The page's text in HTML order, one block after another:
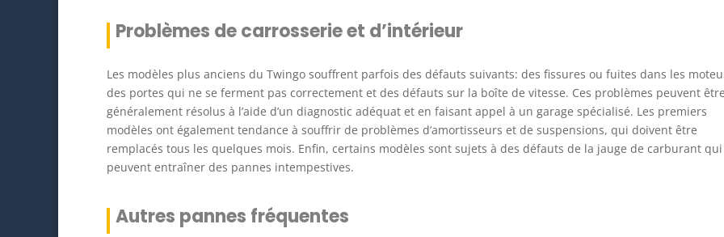
Problèmes de carrosserie et d’intérieur
Les modèles plus anciens du Twingo souffrent parfois des défauts suivants: des fissures ou fuites dans les
des portes qui ne se ferment pas correctement et des défauts sur la boîte de vitesse. Ces problèmes peuvent être
généralement résolus à l’aide d’un diagnostic adéquat et en faisant appel à un garage spécialisé. Les premiers
modèles ont également tendance à souffrir de problèmes d’amortisseurs et de suspensions, qui doivent être
remplacés tous les quelques mois. Enfin, certains modèles sont sujets à des défauts de la jauge de carburant qui
peuvent entraîner des pannes intempestives.
Autres pannes fréquentes